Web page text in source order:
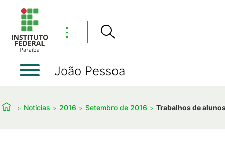
⋮
João Pessoa
Notícias 2016 Setembro de 2016 Trabalhos de